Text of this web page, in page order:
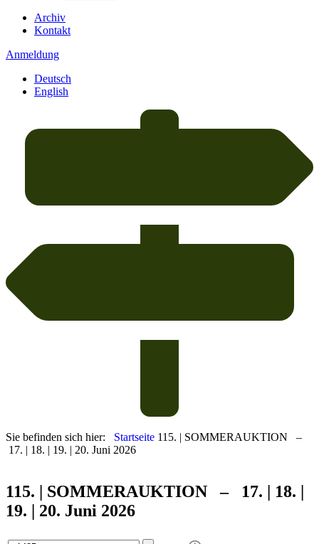
Archiv
Kontakt
Anmeldung
Deutsch
English
Sie befinden sich hier: Startseite 115. | SOMMERAUKTION –
17. | 18. | 19. | 20. Juni 2026
115. | SOMMERAUKTION – 17. | 18. |
19. | 20. Juni 2026